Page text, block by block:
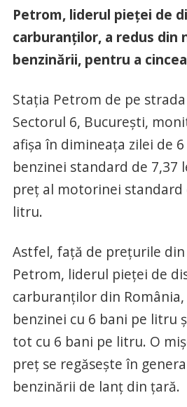
Petrom, liderul pieței de
carburanților, a redus din
benzinării, pentru a
Stația Petrom de pe
Sectorul 6, Bucureşti,
afișa în dimineața zilei de
benzinei standard de 7,37
preț al motorinei standard
litru.
Astfel, față de prețurile
Petrom, liderul pieței de
carburanților din
benzinei cu 6 bani pe litru
tot cu 6 bani pe litru. O
preț se regăsește în
benzinării de lanț din țară.